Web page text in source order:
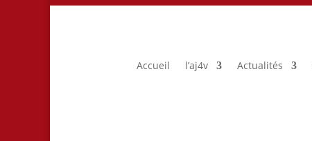
Accueil l’aj4v Actualités